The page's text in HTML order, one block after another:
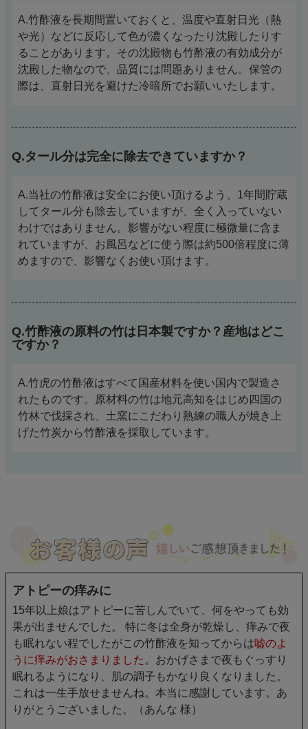
A.竹酢液を長期間置いておくと、温度や直射日光（熱
や光）などに反応して色が濃くなったり沈殿したりす
ることがあります。その沈殿物も竹酢液の有効成分が
沈殿した物なので、品質には問題ありません。保管の
際は、直射日光を避けた冷暗所でお願いいたします。
Q.タール分は完全に除去できていますか？
A.当社の竹酢液は安全にお使い頂けるよう、1年間貯蔵
してタール分も除去していますが、全く入っていない
わけではありません。影響がない程度に極微量に含ま
れていますが、お風呂などに使う際は約500倍程度に薄
めますので、影響なくお使い頂けます。
Q.竹酢液の原料の竹は日本製ですか？産地はどこ
ですか？
A.竹虎の竹酢液はすべて国産材料を使い国内で製造さ
れたものです。原材料の竹は地元高知をはじめ四国の
竹林で伐採され、土窯にこだわり熟練の職人が焼き上
げた竹炭から竹酢液を採取しています。
アトピーの痒みに
15年以上娘はアトピーに苦しんでいて、何をやっても効
果が出ませんでした。 特に冬は全身が乾燥し、痒みで夜
も眠れない程でしたがこの竹酢液を知ってからは嘘のよ
うに痒みがおさまりました。 おかげさまで夜もぐっすり
眠れるようになり、肌の調子もかなり良くなりました。
これは一生手放せませんね。本当に感謝しています。あ
りがとうございました。（あんな 様）